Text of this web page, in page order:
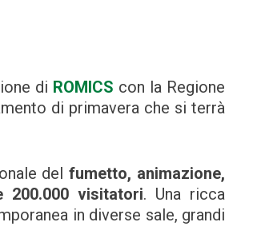
di ROMICS con la Regione
di primavera che si terrà
delfumetto, animazione,
200.000 visitatori. Una ricca
in diverse sale, grandi